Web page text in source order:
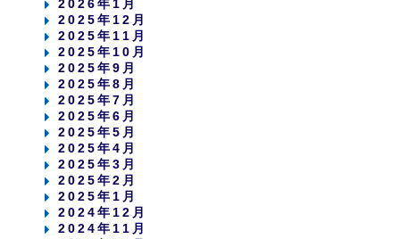
2026年1月
2025年12月
2025年11月
2025年10月
2025年9月
2025年8月
2025年7月
2025年6月
2025年5月
2025年4月
2025年3月
2025年2月
2025年1月
2024年12月
2024年11月